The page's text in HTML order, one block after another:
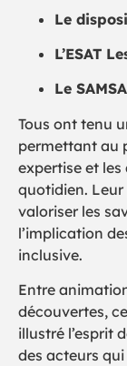
Le
L’ESAT
Le
Tous ont tenu
permettant au
expertise et
quotidien.
valoriser les
l’implication
inclusive.
Entre
découvertes,
illustré l’esprit
des acteurs